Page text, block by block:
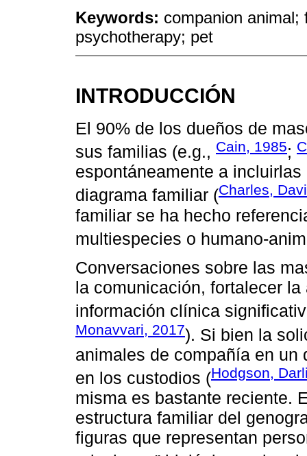
Keywords: companion
psychotherapy; pet
INTRODUCCIÓN
El 90% de los dueños de
sus familias (e.g., Cain, 1985;
espontáneamente a
diagrama familiar (Charles,
familiar se ha hecho
multiespecies o humano-
Conversaciones sobre las
la comunicación, fortalecer
información clínica
Monavvari, 2017). Si bien la
animales de compañía en un
en los custodios (Hodgson,
misma es bastante reciente.
estructura familiar del
figuras que representan